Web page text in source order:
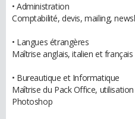
• Administration
Comptabilité, devis, mailing,
• Langues étrangères
Maîtrise anglais, italien et français
• Bureautique et Informatique
Maîtrise du Pack Office,
Photoshop